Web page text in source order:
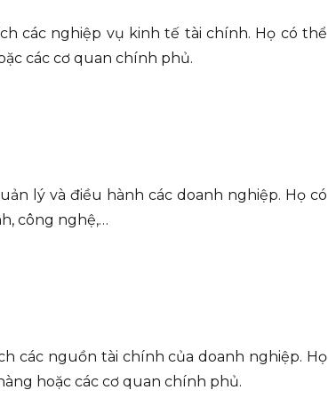
các nghiệp vụ kinh tế tài chính. Họ có thể
các cơ quan chính phủ.
lý và điều hành các doanh nghiệp. Họ có
công nghệ,…
các nguồn tài chính của doanh nghiệp. Họ
hoặc các cơ quan chính phủ.